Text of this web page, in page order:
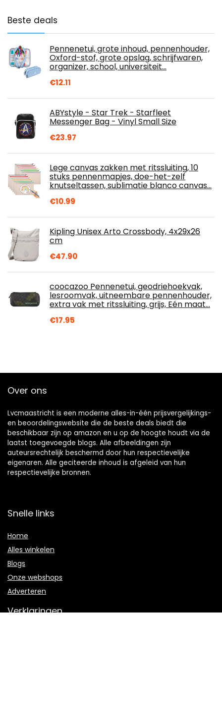
Beste deals
Pennenetui, grote inhoud, pennenhouder,
Oxford-stof, grote opslag, schrijfwaren,
organizer, school, universiteit…
€12.11
ABYstyle - Star Trek - Starfleet
Messenger Bag - Vinyl Small Size
€23.97
Lege canvas zakken met ritssluiting, 10
stuks pennenmapjes, doe-het-zelf
knutseltassen, sublimatie blanco canvas…
€10.99
Kipling Unisex Arto Crossbody, 4x29x26
cm
€47.90
coocazoo Pennenetui, geodriehoekvak,
lesroomvak, uitneembare pennenhouder,
extra vak met ritssluiting, grijs, Eén maat…
€17.95
Over ons
Lvcmaastricht is een moderne alles-in-één prijsvergelijkings-
en beoordelingswebsite die de beste deals biedt die
beschikbaar zijn op amazon en u op de hoogte houdt via de
laatst toegevoegde blogs. Alle afbeeldingen zijn
auteursrechtelijk beschermd door hun respectievelijke
eigenaren. Alle geciteerde inhoud is afgeleid van hun
respectievelijke bronnen.
Snelle links
Home
Alles winkelen
Blogs
Onze webshops
Adverteren
Verklaringen